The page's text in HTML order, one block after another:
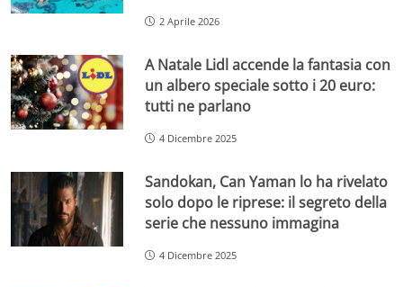
2 Aprile 2026
A Natale Lidl accende la fantasia con
un albero speciale sotto i 20 euro:
tutti ne parlano
4 Dicembre 2025
Sandokan, Can Yaman lo ha rivelato
solo dopo le riprese: il segreto della
serie che nessuno immagina
4 Dicembre 2025